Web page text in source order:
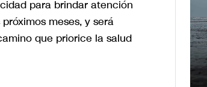
para brindar atención
meses, y será
que priorice la salud